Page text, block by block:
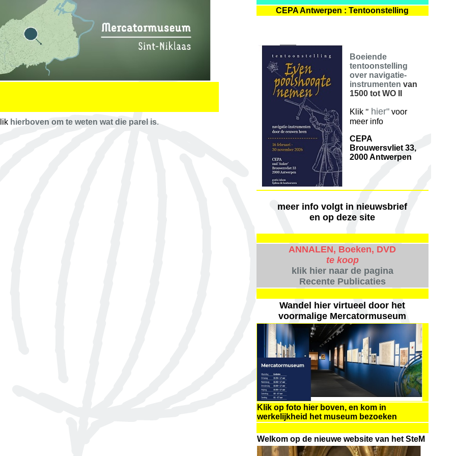
hierboven om te weten wat die parel is.
CEPA Antwerpen : Tentoonstelling
Boeiende
tentoonstelling
over navigatie-
instrumenten van
1500 tot WO II
Klik" hier" voor
meer info
CEPA
Brouwersvliet 33,
2000 Antwerpen
meer info volgt in nieuwsbrief
en op deze site
ANNALEN, Boeken, DVD
te koop
klik hier naar de pagina
Recente Publicaties
Wandel hier virtueel door het
voormalige Mercatormuseum
Klik op foto hier boven, en kom in
werkelijkheid het museum bezoeken
Welkom op de nieuwe website van het SteM